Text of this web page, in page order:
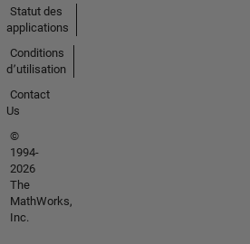
Statut des
applications
Conditions
d՚utilisation
Contact
Us
©
1994-
2026
The
MathWorks,
Inc.